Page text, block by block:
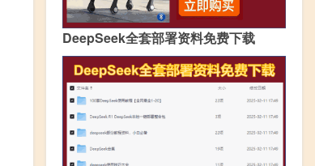
DeepSeek全套部署资料免费下载